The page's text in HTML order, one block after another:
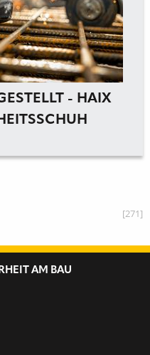
- HAIX
[271]
AM BAU